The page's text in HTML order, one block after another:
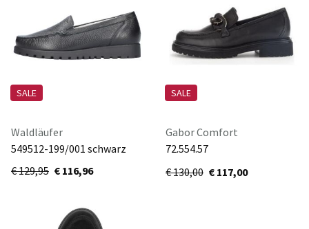
SALE
Waldläufer
549512-199/001 schwarz
€ 129,95 € 116,96
SALE
Gabor Comfort
72.554.57
schwarz(uni+blush)
€ 130,00 € 117,00